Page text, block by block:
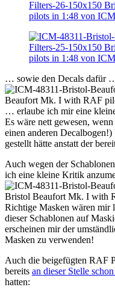
… sowie den Decals dafür
… erlaube ich mir eine
Es wäre nett gewesen,
einen anderen
gestellt hätte anstatt der
Auch wegen der
ich eine kleine Kritik
Richtige Masken wären mir
dieser Schablonen auf
erscheinen mir der
Masken zu verwenden!
Auch die beigefügten RAF
bereits an dieser Stelle
hatten: